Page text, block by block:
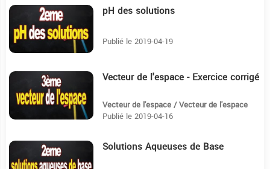
pH des solutions
Publié le 2019-04-19
Vecteur de l'espace - Exercice corrigé
Vecteur de l'espace / Vecteur de l'espace
Publié le 2019-04-16
Solutions Aqueuses de Base